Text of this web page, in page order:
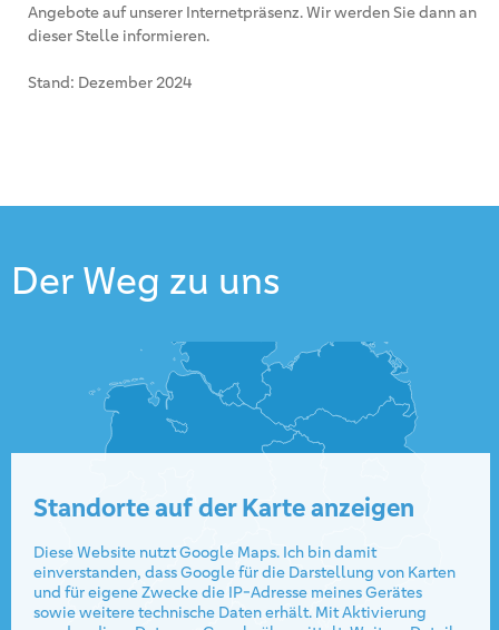
Angebote auf unserer Internetpräsenz. Wir werden Sie dann an
dieser Stelle informieren.
Stand: Dezember 2024
Der Weg zu uns
Standorte auf der Karte anzeigen
Diese Website nutzt Google Maps. Ich bin damit
einverstanden, dass Google für die Darstellung von Karten
und für eigene Zwecke die IP-Adresse meines Gerätes
sowie weitere technische Daten erhält. Mit Aktivierung